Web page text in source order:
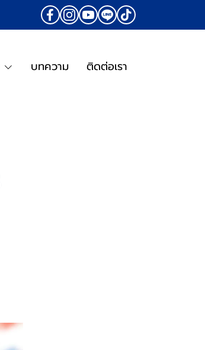
บทความ ติดต่อเรา